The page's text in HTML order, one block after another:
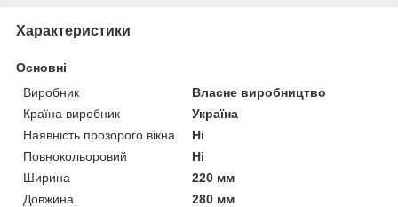
Характеристики
Основні
Виробник
Власне виробництво
Країна виробник
Україна
Наявність прозорого вікна
Ні
Повнокольоровий
Ні
Ширина
220 мм
Довжина
280 мм